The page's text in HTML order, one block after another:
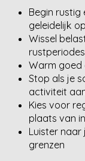
Begin rustig
geleidelijk op
Wissel
rustperiodes
Warm goed
Stop als je
activiteit
Kies voor
plaats van
Luister naar
grenzen